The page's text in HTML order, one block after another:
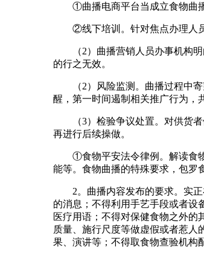
①曲播电商平台当成立食物曲播
②线下培训。针对焦点办理人员
（2）曲播营销人员办事机构明
的行之无效。
（2）风险监测。曲播过程中寄
醒，第一时间遏制相关推广行为，
（3）检验争议处置。对供货者
再进行后续操做。
①食物平安法令律例。解读食物
能等。食物曲播的特殊要求，包罗
2。曲播内容发布的要求。实正
的消息；不得利用手艺手段或者设
医疗用语；不得对保健食物之外的
质量、施行尺度等做虚假或者惹人
果、演讲等；不得取食物查验机构